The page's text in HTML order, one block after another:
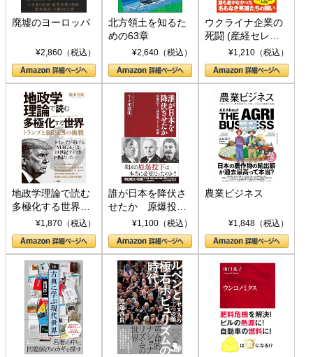
廃墟のヨーロッパ
¥2,860（税込）
北方領土を知るた
めの63章
¥2,640（税込）
ウクライナ企業の
死闘 (産経セレク
ト S 039)¥1,210（税込）
地政学理論で読む
多極化する世界：
トランプとBRICS
の挑戦
¥1,870（税込）
誰が日本を降伏さ
せたか 原爆投
下、ソ連参戦、そ
して聖断 (PHP新
書)
¥1,100（税込）
農業ビジネス
¥1,848（税込）